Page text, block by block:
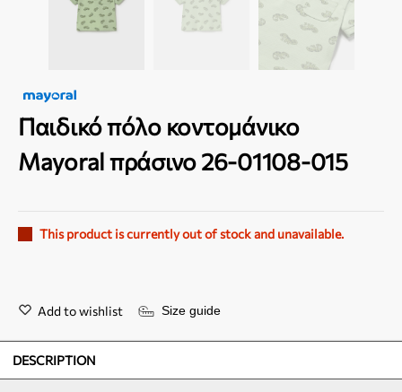
Παιδικό πόλο κοντομάνικο
Mayoral πράσινο 26-01108-015
This product is currently out of stock and unavailable.
Add to wishlist Size guide
DESCRIPTION